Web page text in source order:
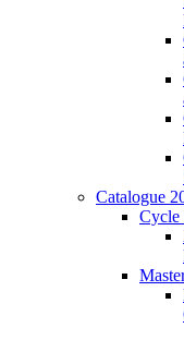
Catalogue
Cycle